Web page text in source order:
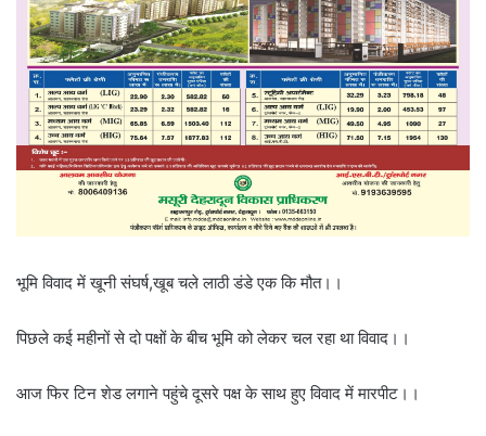
भूमि विवाद में खूनी संघर्ष,खूब चले लाठी डंडे एक कि मौत।।
पिछले कई महीनों से दो पक्षों के बीच भूमि को लेकर चल रहा था विवाद।।
आज फिर टिन शेड लगाने पहुंचे दूसरे पक्ष के साथ हुए विवाद में मारपीट।।